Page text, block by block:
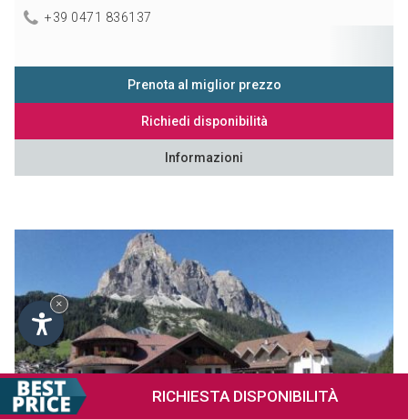
RICHIESTA DISPONIBILITÀ
+39 0471 836137
Prenota al miglior prezzo
Richiedi disponibilità
Informazioni
×